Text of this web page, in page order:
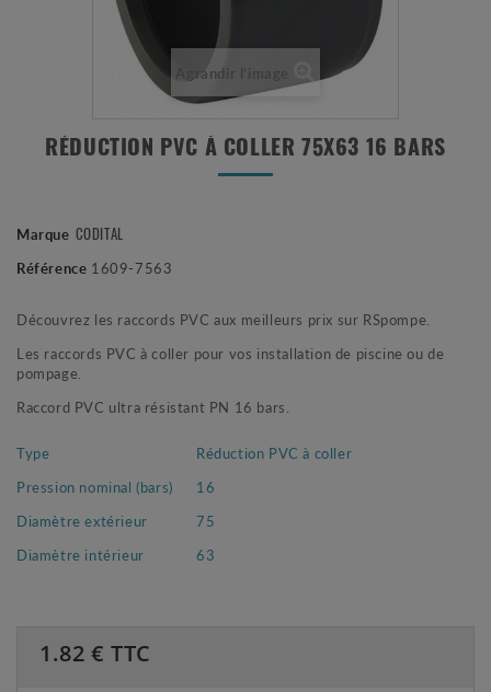
Agrandir l'image
RÉDUCTION PVC À COLLER 75X63 16 BARS
Marque CODITAL
Référence 1609-7563
Découvrez les raccords PVC aux meilleurs prix sur RSpompe.
Les raccords PVC à coller pour vos installation de piscine ou de
pompage.
Raccord PVC ultra résistant PN 16 bars.
Type
Réduction PVC à coller
Pression nominal (bars)
16
Diamètre extérieur
75
Diamètre intérieur
63
1.82 € TTC